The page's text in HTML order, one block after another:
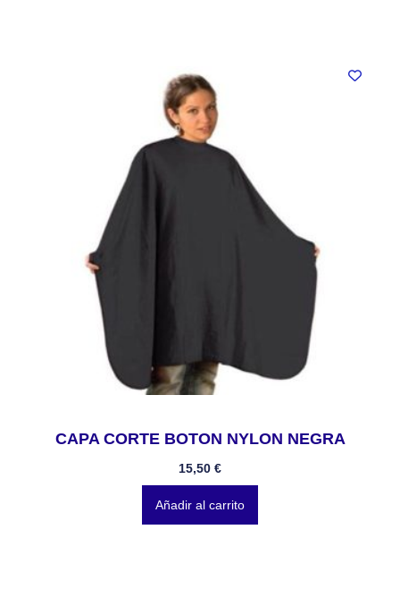
CAPA CORTE BOTON NYLON NEGRA
15,50 €
Añadir al carrito